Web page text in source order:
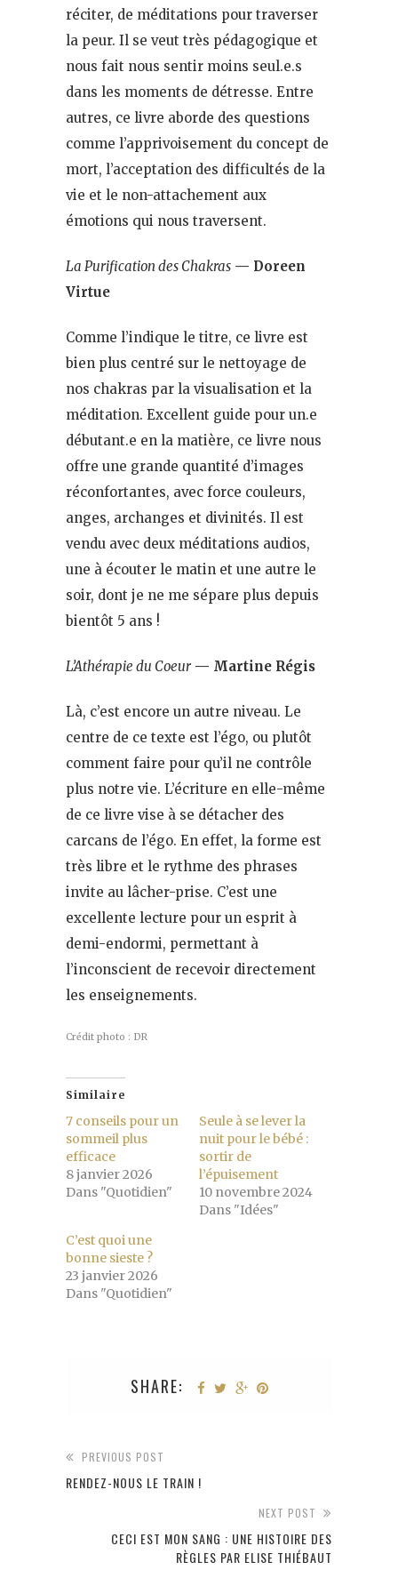
réciter, de méditations pour traverser
la peur. Il se veut très pédagogique et
nous fait nous sentir moins seul.e.s
dans les moments de détresse. Entre
autres, ce livre aborde des questions
comme l’apprivoisement du concept de
mort, l’acceptation des difficultés de la
vie et le non-attachement aux
émotions qui nous traversent.
La Purification des Chakras — Doreen
Virtue
Comme l’indique le titre, ce livre est
bien plus centré sur le nettoyage de
nos chakras par la visualisation et la
méditation. Excellent guide pour un.e
débutant.e en la matière, ce livre nous
offre une grande quantité d’images
réconfortantes, avec force couleurs,
anges, archanges et divinités. Il est
vendu avec deux méditations audios,
une à écouter le matin et une autre le
soir, dont je ne me sépare plus depuis
bientôt 5 ans !
L’Athérapie du Coeur— Martine Régis
Là, c’est encore un autre niveau. Le
centre de ce texte est l’égo, ou plutôt
comment faire pour qu’il ne contrôle
plus notre vie. L’écriture en elle-même
de ce livre vise à se détacher des
carcans de l’égo. En effet, la forme est
très libre et le rythme des phrases
invite au lâcher-prise. C’est une
excellente lecture pour un esprit à
demi-endormi, permettant à
l’inconscient de recevoir directement
les enseignements.
Crédit photo : DR
Similaire
7 conseils pour un
sommeil plus
efficace
8 janvier 2026
Dans "Quotidien"
Seule à se lever la
nuit pour le bébé :
sortir de
l’épuisement
10 novembre 2024
Dans "Idées"
C’est quoi une
bonne sieste ?
23 janvier 2026
Dans "Quotidien"
SHARE:
PREVIOUS POST
RENDEZ-NOUS LE TRAIN !
NEXT POST
CECI EST MON SANG : UNE HISTOIRE DES
RÈGLES PAR ELISE THIÉBAUT